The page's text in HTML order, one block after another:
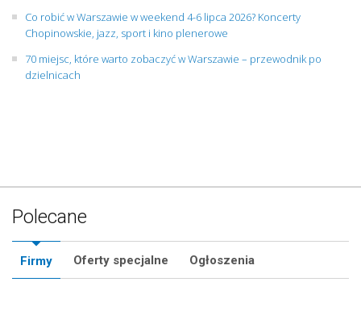
Co robić w Warszawie w weekend 4-6 lipca 2026? Koncerty
Chopinowskie, jazz, sport i kino plenerowe
70 miejsc, które warto zobaczyć w Warszawie – przewodnik po
dzielnicach
Polecane
Firmy Oferty specjalne Ogłoszenia